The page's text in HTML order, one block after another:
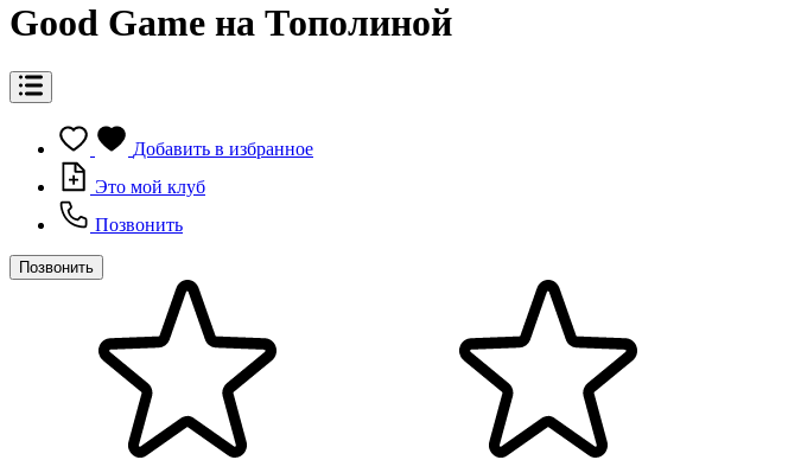
Good Game на Тополиной
Добавить в избранное
Это мой клуб
Позвонить
Позвонить